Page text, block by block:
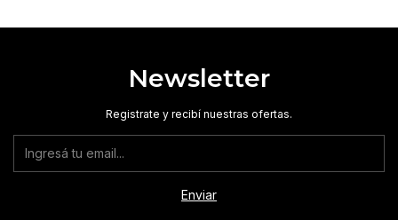
Newsletter
Registrate y recibí nuestras ofertas.